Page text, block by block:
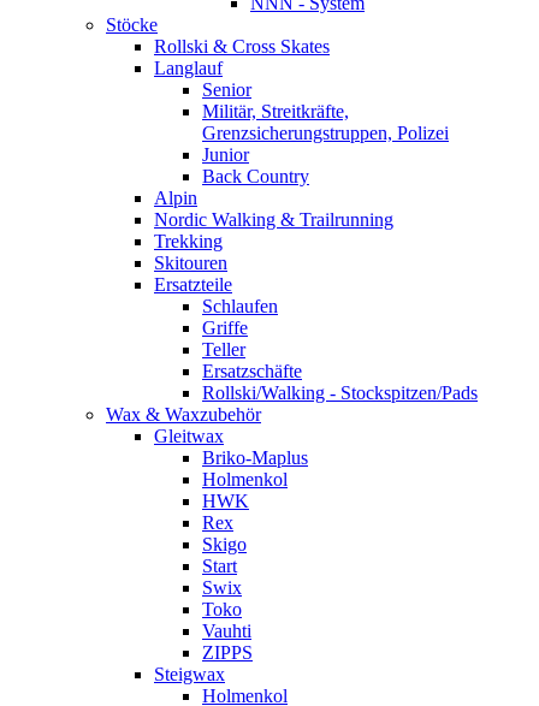
Stöcke
Rollski & Cross Skates
Langlauf
Senior
Militär, Streitkräfte,
Grenzsicherungstruppen, Polizei
Junior
Back Country
Alpin
Nordic Walking & Trailrunning
Trekking
Skitouren
Ersatzteile
Schlaufen
Griffe
Teller
Ersatzschäfte
Rollski/Walking - Stockspitzen/Pads
Wax & Waxzubehör
Gleitwax
Briko-Maplus
Holmenkol
HWK
Rex
Skigo
Start
Swix
Toko
Vauhti
ZIPPS
Steigwax
Holmenkol